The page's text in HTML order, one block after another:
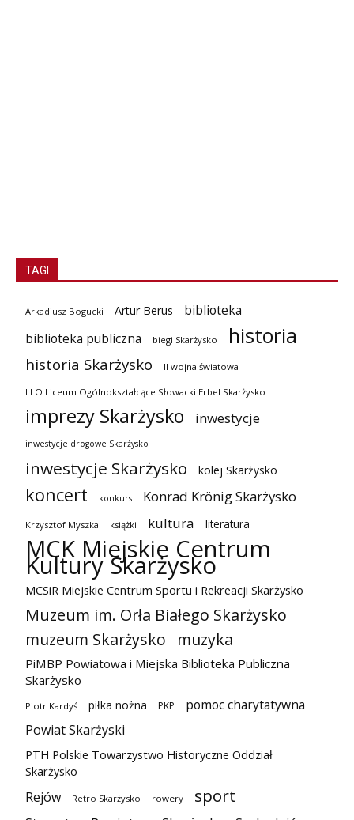
TAGI
Arkadiusz Bogucki Artur Berus
biblioteka
biblioteka publiczna
biegi Skarżysko historia
historia Skarżysko II wojna światowa
I LO Liceum Ogólnokształcące Słowacki Erbel Skarżysko
imprezy Skarżysko inwestycje
inwestycje drogowe Skarżysko
inwestycje Skarżysko kolej Skarżysko
koncert konkurs Konrad Krönig Skarżysko
Krzysztof Myszka książki kultura literatura
MCK Miejskie Centrum
Kultury Skarżysko
MCSiR Miejskie Centrum Sportu i Rekreacji Skarżysko
Muzeum im. Orła Białego Skarżysko
muzeum Skarżysko
muzyka
PiMBP Powiatowa i Miejska Biblioteka Publiczna
Skarżysko
Piotr Kardyś piłka nożna PKP
pomoc charytatywna
Powiat Skarżyski
PTH Polskie Towarzystwo Historyczne Oddział
Skarżysko
Rejów Retro Skarżysko rowery sport